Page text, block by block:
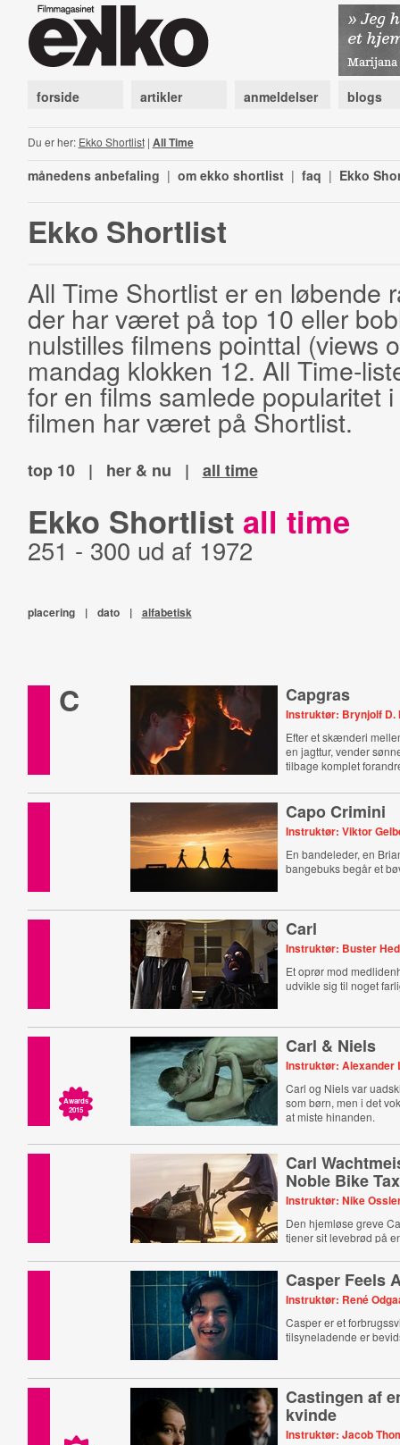
forside artikler anmeldelser blogs
Du er her: Ekko Shortlist| All Time
månedens anbefaling | om ekko shortlist | faq | Ekko
Ekko Shortlist
All Time Shortlist er en løbende
der har været på top 10 eller
nulstilles filmens pointtal (views
mandag klokken 12. All Time-
for en films samlede popularitet
filmen har været på Shortlist.
top 10 | her & nu | all time
Ekko Shortlist all time
251 - 300 ud af 1972
placering | dato | alfabetisk
C Capgras
Instruktør: Brynjolf D.
Efter et skænderi
en jagttur, vender
tilbage komplet
Capo Crimini
Instruktør: Viktor
En bandeleder, en
bangebuks begår et
Carl
Instruktør: Buster
Et oprør mod
udvikle sig til noget
Awards
2015
Carl & Niels
Instruktør: Alexander
Carl og Niels var
som børn, men i det
at miste hinanden.
Carl
Noble Bike
Instruktør: Nike
Den hjemløse greve
tjener sit levebrød på
Casper Feels
Instruktør: René
Casper er et
tilsyneladende er
Castingen af
kvinde
Instruktør: Jacob